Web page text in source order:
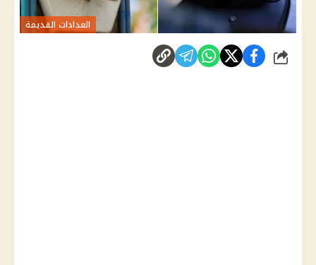
العدادات القديمة
شارك